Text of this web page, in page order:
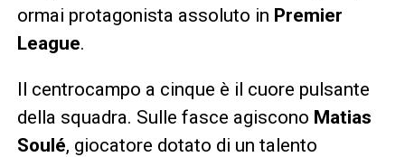
ormai protagonista assoluto in Premier
League.
Il centrocampo a cinque è il cuore pulsante
della squadra. Sulle fasce agiscono Matias
Soulé, giocatore dotato di un talento